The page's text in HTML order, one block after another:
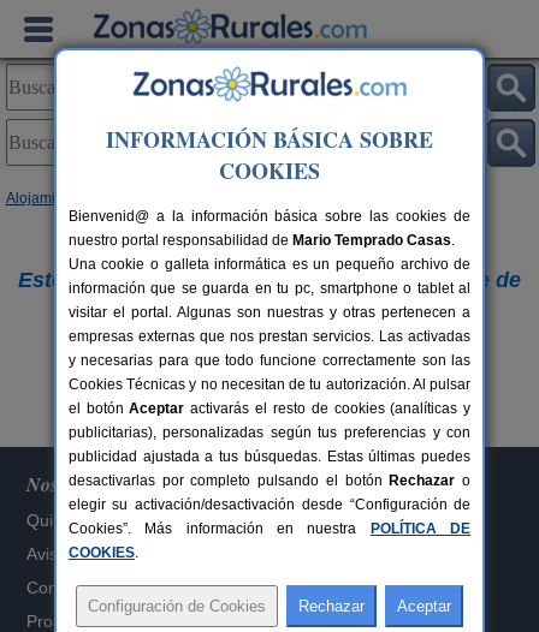
Alojamientos
Lo sentimos,
Este alojamiento ya no figura en nuestra base de
datos.
Buscar otros alojamientos
Nosotros
Quiénes somos
Aviso Legal
Configuración de Cookies
Propietarios alojamientos
INFORMACIÓN BÁSICA SOBRE
COOKIES
Bienvenid@ a la información básica sobre las cookies de
nuestro portal responsabilidad de Mario Temprado Casas.
Una cookie o galleta informática es un pequeño archivo de
información que se guarda en tu pc, smartphone o tablet al
visitar el portal. Algunas son nuestras y otras pertenecen a
empresas externas que nos prestan servicios. Las activadas
y necesarias para que todo funcione correctamente son las
Cookies Técnicas y no necesitan de tu autorización. Al pulsar
el botónAceptar activarás el resto de cookies (analíticas y
publicitarias), personalizadas según tus preferencias y con
publicidad ajustada a tus búsquedas. Estas últimas puedes
desactivarlas por completo pulsando el botón Rechazar o
elegir su activación/desactivación desde “Configuración de
Cookies”. Más información en nuestra
POLÍTICA DE
COOKIES.